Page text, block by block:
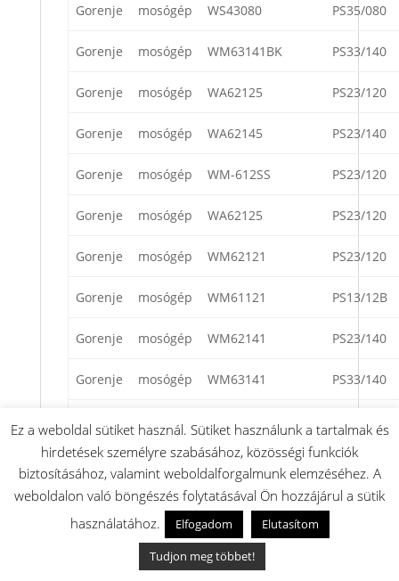
Gorenje mosógép WS43080 PS35/080
Gorenje mosógép WM63141BK PS33/140
Gorenje mosógép WA62125 PS23/120
Gorenje mosógép WA62145 PS23/140
Gorenje mosógép WM-612SS PS23/120
Gorenje mosógép WA62125 PS23/120
Gorenje mosógép WM62121 PS23/120
Gorenje mosógép WM61121 PS13/12B
Gorenje mosógép WM62141 PS23/140
Gorenje mosógép WM63141 PS33/140
Gorenje mosógép WA73141 PS33/140
Gorenje mosógép SPW1103 PS13/10C
Gorenje mosógép WA62145 PS23/140
mosógép WA72111
Ez a weboldal sütiket használ. Sütiket használunk a tartalmak és
hirdetések személyre szabásához, közösségi funkciók
biztosításához, valamint weboldalforgalmunk elemzéséhez. A
weboldalon való böngészés folytatásával Ön hozzájárul a sütik
használatához.
Elfogadom
Elutasítom
Tudjon meg többet!